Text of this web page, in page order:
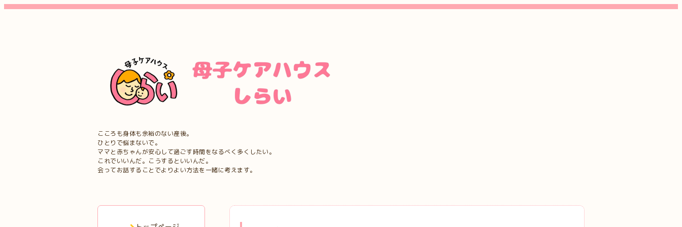
こころも身体も余裕のない産後。
ひとりで悩まないで。
ママと赤ちゃんが安心して過ごす時間をなるべく多くしたい。
これでいいんだ。こうするといいんだ。
会ってお話することでよりよい方法を一緒に考えます。